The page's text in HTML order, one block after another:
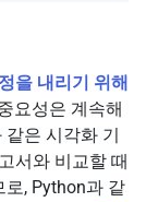
을 내리기 위해
요성은 계속해
은 시각화 기
서와 비교할 때
, Python과 같